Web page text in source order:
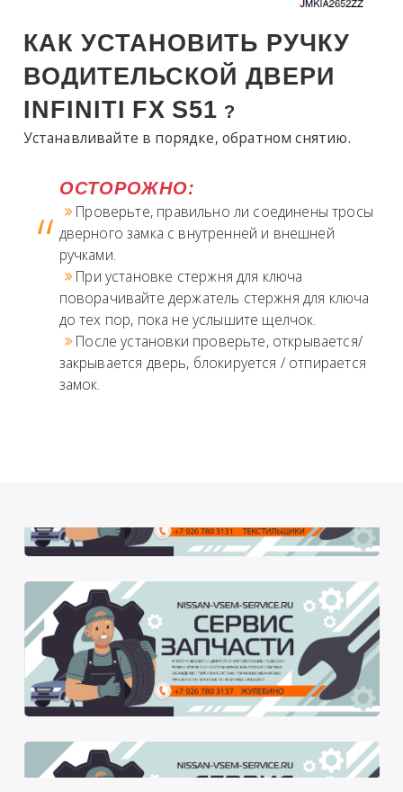
КАК УСТАНОВИТЬ РУЧКУ
ВОДИТЕЛЬСКОЙ ДВЕРИ
INFINITI FX S51 ?
Устанавливайте в порядке, обратном снятию.
ОСТОРОЖНО:
Проверьте, правильно ли соединены тросы
дверного замка с внутренней и внешней
ручками.
При установке стержня для ключа
поворачивайте держатель стержня для ключа
до тех пор, пока не услышите щелчок.
После установки проверьте, открывается/
закрывается дверь, блокируется / отпирается
замок.